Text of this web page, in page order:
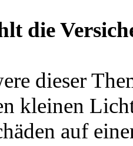
die
dieser
kleinen
auf